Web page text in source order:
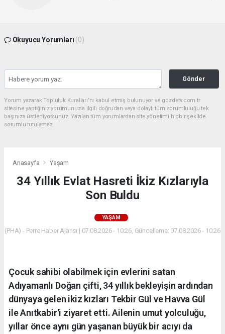
Okuyucu Yorumları (0)
Gönder
Yorum yazarak Topluluk Kuralları’nı kabul etmiş bulunuyor ve gozdetv.com.tr
sitesine yaptığınız yorumunuzla ilgili doğrudan veya dolaylı tüm sorumluluğu tek
başınıza üstleniyorsunuz. Yazılan tüm yorumlardan site yönetimi hiçbir şekilde
sorumlu tutulamaz.
Anasayfa Yaşam
34 Yıllık Evlat Hasreti İkiz Kızlarıyla
Son Buldu
YAŞAM
(PHA) - Perre Haber Ajansı | 07.08.2026 - 10:26, Güncelleme: 07.08.2026 - 10:26
Çocuk sahibi olabilmek için evlerini satan
Adıyamanlı Doğan çifti, 34 yıllık bekleyişin ardından
dünyaya gelen ikiz kızları Tekbir Gül ve Havva Gül
ile Anıtkabir'i ziyaret etti. Ailenin umut yolculuğu,
yıllar önce aynı gün yaşanan büyük bir acıyı da